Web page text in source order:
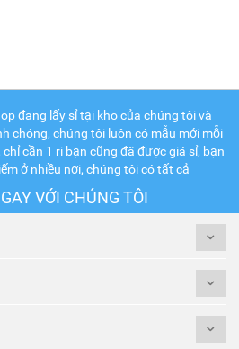
đang lấy sỉ tại kho của chúng tôi và
chóng, chúng tôi luôn có mẫu mới mỗi
cần 1 ri bạn cũng đã được giá sỉ, bạn
ở nhiều nơi, chúng tôi có tất cả
VỚI CHÚNG TÔI